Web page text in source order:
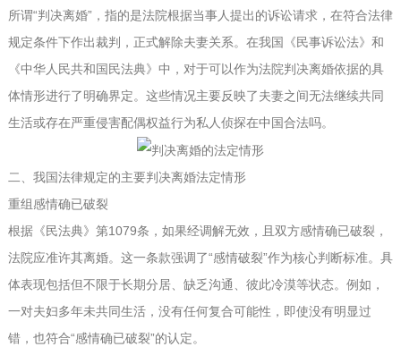
所谓“判决离婚”，指的是法院根据当事人提出的诉讼请求，在符合法律
规定条件下作出裁判，正式解除夫妻关系。在我国《民事诉讼法》和
《中华人民共和国民法典》中，对于可以作为法院判决离婚依据的具
体情形进行了明确界定。这些情况主要反映了夫妻之间无法继续共同
生活或存在严重侵害配偶权益行为私人侦探在中国合法吗。
二、我国法律规定的主要判决离婚法定情形
重组感情确已破裂
根据《民法典》第1079条，如果经调解无效，且双方感情确已破裂，
法院应准许其离婚。这一条款强调了“感情破裂”作为核心判断标准。具
体表现包括但不限于长期分居、缺乏沟通、彼此冷漠等状态。例如，
一对夫妇多年未共同生活，没有任何复合可能性，即使没有明显过
错，也符合“感情确已破裂”的认定。